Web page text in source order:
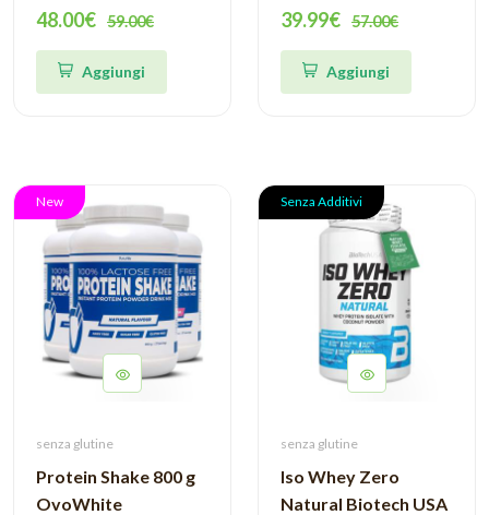
48.00€ 59.00€
Aggiungi
39.99€ 57.00€
Aggiungi
New
senza glutine
Protein Shake 800 g
OvoWhite
Senza Additivi
senza glutine
Iso Whey Zero
Natural Biotech USA